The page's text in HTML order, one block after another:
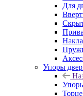
Для
Упоры